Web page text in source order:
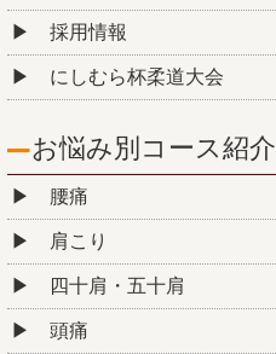
採用情報
にしむら杯柔道大会
お悩み別コース紹介
腰痛
肩こり
四十肩・五十肩
頭痛